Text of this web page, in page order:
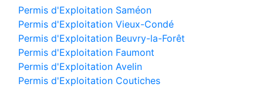
Permis d'Exploitation Saméon
Permis d'Exploitation Vieux-Condé
Permis d'Exploitation Beuvry-la-Forêt
Permis d'Exploitation Faumont
Permis d'Exploitation Avelin
Permis d'Exploitation Coutiches